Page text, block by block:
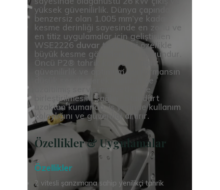
yüksek güvenilirlik. Dünya çapında
benzersiz olan 1.005 mm’ye kadar
kesme derinliği sayesinde en zorlu ve
en titiz uygulamalar için geliştirilen
WSE2226duvar testeresiözellikle
büyük kesme görevleri için uygundur.
Öncü P2® tahrik konsepti, aşırı
güvenilirlik ve optimum performansın
düşük servis gereksinimleri ve
azaltılmış servis maliyetleriyle
birleştirilmesini sağlar. Standart
uzaktan kumanda, iş yerinde kullanım
kolaylığını ve güvenliği artırır.
Özellikler & Uygulamalar
Özellikler
2 vitesli şanzımana sahip yenilikçi tahrik